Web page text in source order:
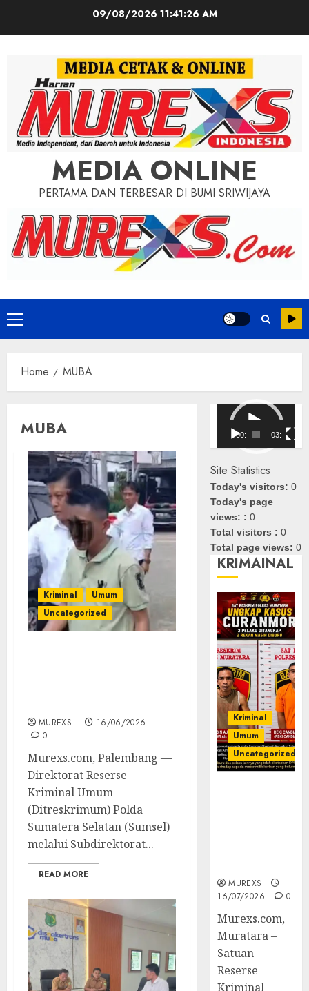
09/08/2026 11:41:28 AM
MEDIA ONLINE
PERTAMA DAN TERBESAR DI BUMI SRIWIJAYA
Primary
Menu
Home MUBA
MUBA
Kriminal
Umum
Uncategorized
MUREXS
16/06/2026
0
Murexs.com, Palembang —
Direktorat Reserse
Kriminal Umum
(Ditreskrimum) Polda
Sumatera Selatan (Sumsel)
melalui Subdirektorat...
READ MORE
Pemutar
Video
00:00 03:08
Site Statistics
Today's visitors:0
Today's page
views: :0
Total visitors :0
Total page views:0
KRIMAINAL
Kriminal
Umum
Uncategorized
MUREXS
16/07/2026
0
Murexs.com,
Muratara –
Satuan
Reserse
Kriminal